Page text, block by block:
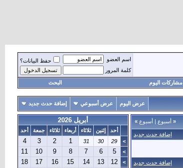
اسم العضو
حفظ البيانات؟
كلمة المرور
مشاركات اليوم البحث
عرض اليوم عرض أسبوعي إضافة حدث جديد
« أسبوع | أسبوع »
إضافة حدث جديد
إضافة حدث جديد
أبريل 2026
أحد إثنين ثلاثاء أربعاء ثلاثاء جمعة
أحد
>
29
30
31
1
2
3
4
>
5
6
7
8
9
10
11
>
12
13
14
15
16
17
18